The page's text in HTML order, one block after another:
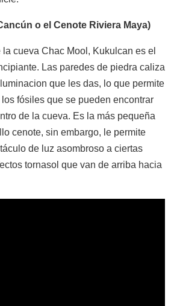
o el Cenote Riviera Maya)
cueva Chac Mool, Kukulcan es el
Las paredes de piedra caliza
que les das, lo que permite
fósiles que se pueden encontrar
de la cueva. Es la más pequeña
cenote, sin embargo, le permite
de luz asombroso a ciertas
tornasol que van de arriba hacia